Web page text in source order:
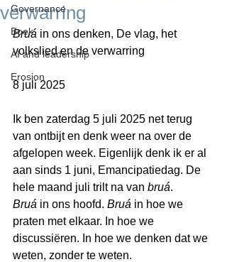
Governance
Boek
AI and leadership
Erosion
verwarring
Bruá in ons denken, De vlag, het
volkslied en de verwarring
8 juli 2025
Ik ben zaterdag 5 juli 2025 net terug
van ontbijt en denk weer na over de
afgelopen week. Eigenlijk denk ik er al
aan sinds 1 juni, Emancipatiedag. De
hele maand juli trilt na van bruá.
Bruá in ons hoofd. Bruá in hoe we
praten met elkaar. In hoe we
discussiëren. In hoe we denken dat we
weten, zonder te weten.